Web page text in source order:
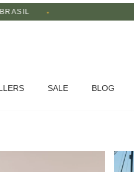
EM ATÉ 6X SEM JUROS
SALE BLOG